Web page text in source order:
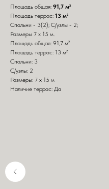
Площадь общая: 91,7 м²
Площадь террас: 13 м²
Спальни - 3(2); С/узлы - 2;
Размеры 7 х 15 м.
Площадь общая: 91,7 м²
Площадь террас: 13 м²
Спальни: 3
С/узлы: 2
Размеры: 7 х 15 м
Наличие террас: Да